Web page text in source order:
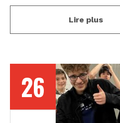
Lire plus
26